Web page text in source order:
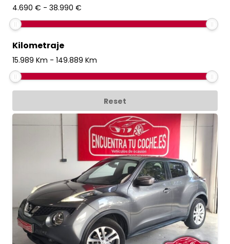
4.690 € - 38.990 €
Kilometraje
15.989 Km - 149.889 Km
Reset